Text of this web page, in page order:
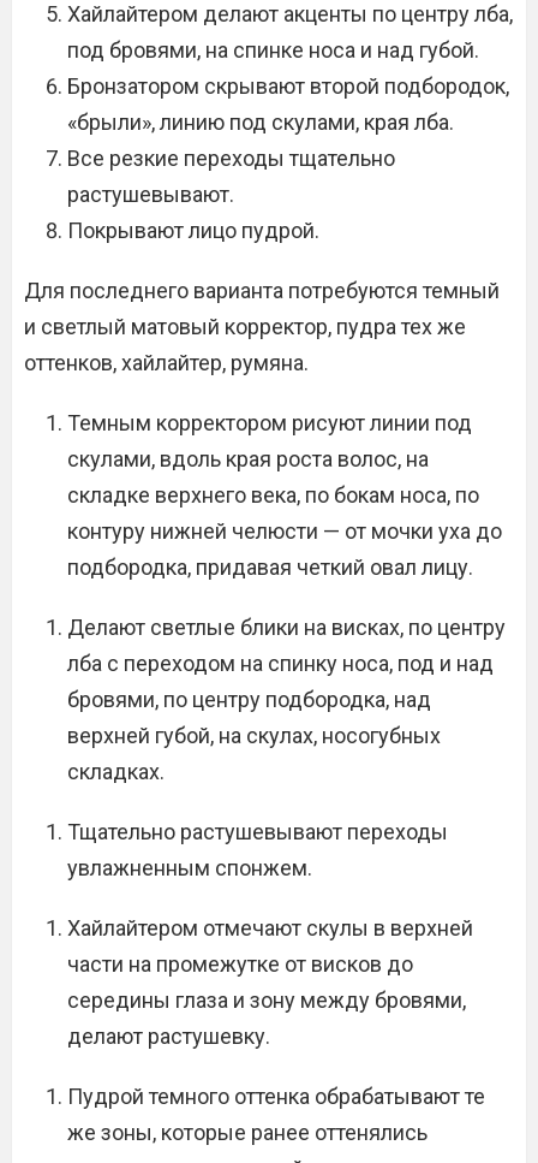
Хайлайтером делают акценты по центру лба,
под бровями, на спинке носа и над губой.
Бронзатором скрывают второй подбородок,
«брыли», линию под скулами, края лба.
Все резкие переходы тщательно
растушевывают.
Покрывают лицо пудрой.
Для последнего варианта потребуются темный
и светлый матовый корректор, пудра тех же
оттенков, хайлайтер, румяна.
Темным корректором рисуют линии под
скулами, вдоль края роста волос, на
складке верхнего века, по бокам носа, по
контуру нижней челюсти — от мочки уха до
подбородка, придавая четкий овал лицу.
Делают светлые блики на висках, по центру
лба с переходом на спинку носа, под и над
бровями, по центру подбородка, над
верхней губой, на скулах, носогубных
складках.
Тщательно растушевывают переходы
увлажненным спонжем.
Хайлайтером отмечают скулы в верхней
части на промежутке от висков до
середины глаза и зону между бровями,
делают растушевку.
Пудрой темного оттенка обрабатывают те
же зоны, которые ранее оттенялись